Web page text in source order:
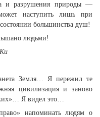
и разрушения природы —
наступить лишь при
большинства душ!
людьми!
Земля… Я пережил те
цивилизация и заново
Я видел это…
напоминать людям о